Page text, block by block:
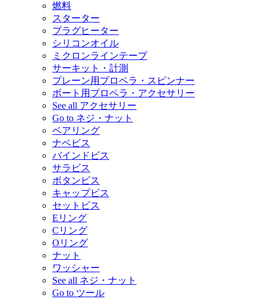
燃料
スターター
プラグヒーター
シリコンオイル
ミクロンラインテープ
サーキット・計測
プレーン用プロペラ・スピンナー
ボート用プロペラ・アクセサリー
See all アクセサリー
Go to ネジ・ナット
ベアリング
ナベビス
バインドビス
サラビス
ボタンビス
キャップビス
セットビス
Eリング
Cリング
Oリング
ナット
ワッシャー
See all ネジ・ナット
Go to ツール